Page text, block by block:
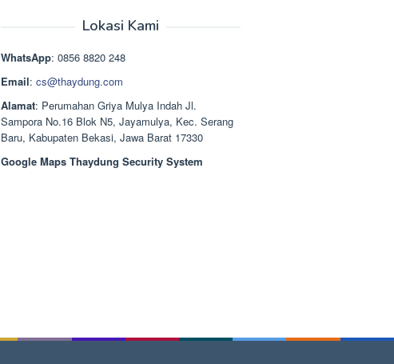
adalah:
ini
Rp1.378.000.
Lokasi Kami
WhatsApp: 0856 8820 248
Email: cs@thaydung.com
Alamat: Perumahan Griya Mulya Indah Jl.
Sampora No.16 Blok N5, Jayamulya, Kec. Serang
Baru, Kabupaten Bekasi, Jawa Barat 17330
Google Maps Thaydung Security System